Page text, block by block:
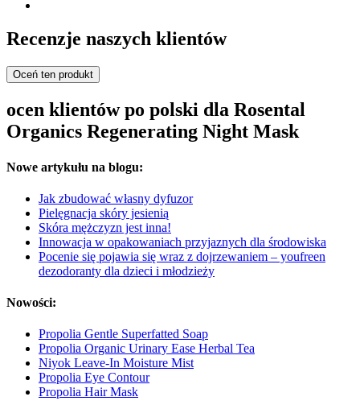
Recenzje naszych klientów
Oceń ten produkt
ocen klientów po polski dla Rosental
Organics Regenerating Night Mask
Nowe artykułu na blogu:
Jak zbudować własny dyfuzor
Pielęgnacja skóry jesienią
Skóra mężczyzn jest inna!
Innowacja w opakowaniach przyjaznych dla środowiska
Pocenie się pojawia się wraz z dojrzewaniem – youfreen
dezodoranty dla dzieci i młodzieży
Nowości:
Propolia Gentle Superfatted Soap
Propolia Organic Urinary Ease Herbal Tea
Niyok Leave-In Moisture Mist
Propolia Eye Contour
Propolia Hair Mask